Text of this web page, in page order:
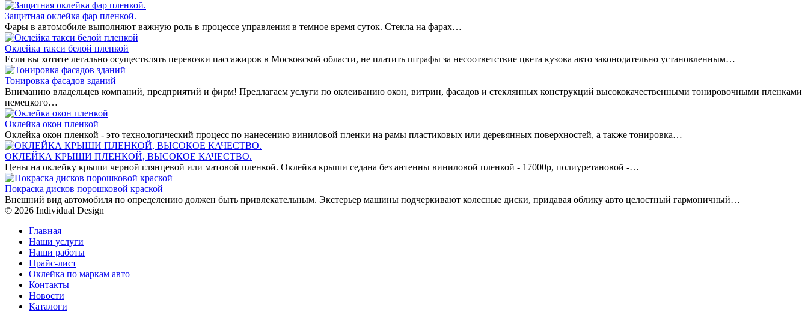
Защитная оклейка фар пленкой.
Фары в автомобиле выполняют важную роль в процессе управления в темное время суток. Стекла на фарах…
Оклейка такси белой пленкой
Если вы хотите легально осуществлять перевозки пассажиров в Московской области, не платить штрафы за несоответствие цвета кузова авто законодательно установленным…
Тонировка фасадов зданий
Вниманию владельцев компаний, предприятий и фирм! Предлагаем услуги по оклеиванию окон, витрин, фасадов и стеклянных конструкций высококачественными тонировочными пленками
немецкого…
Оклейка окон пленкой
Оклейка окон пленкой - это технологический процесс по нанесению виниловой пленки на рамы пластиковых или деревянных поверхностей, а также тонировка…
ОКЛЕЙКА КРЫШИ ПЛЕНКОЙ, ВЫСОКОЕ КАЧЕСТВО.
Цены на оклейку крыши черной глянцевой или матовой пленкой. Оклейка крыши седана без антенны виниловой пленкой - 17000р, полиуретановой -…
Покраска дисков порошковой краской
Внешний вид автомобиля по определению должен быть привлекательным. Экстерьер машины подчеркивают колесные диски, придавая облику авто целостный гармоничный…
© 2026 Individual Design
Главная
Наши услуги
Наши работы
Прайс-лист
Оклейка по маркам авто
Контакты
Новости
Каталоги